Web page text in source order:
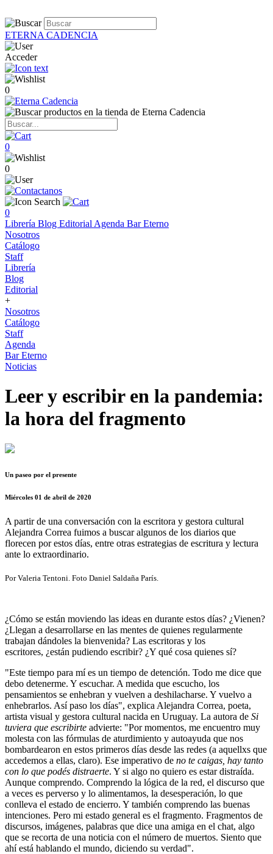
ETERNA CADENCIA
Acceder
0
0
0
0
Librería Blog Editorial Agenda Bar Eterno
Nosotros
Catálogo
Staff
Librería
Blog
Editorial
+
Nosotros
Catálogo
Staff
Agenda
Bar Eterno
Noticias
Leer y escribir en la pandemia:
la hora del fragmento
Un paseo por el presente
Miércoles 01 de abril de 2020
A partir de una conversación con la escritora y gestora cultural
Alejandra Correa fuimos a buscar algunos de los diarios que
florecen por estos días, entre otras estrategias de escritura y lectura
ante lo extraordinario.
Por Valeria Tentoni. Foto Daniel Saldaña París.
¿Cómo se están moviendo las ideas en durante estos días? ¿Vienen?
¿Llegan a desarrollarse en las mentes de quienes regularmente
trabajan dándoles la bienvenida? Las escritoras y los
escritores, ¿están pudiendo escribir? ¿Y qué cosa quienes sí?
"Este tiempo para mí es un tiempo de detención. Todo me dice que
debo detenerme. Y escuchar. A medida que escucho, los
pensamientos se enhebran y vuelven a deshilacharse. Y vuelvo a
enhebrarlos. Así paso los días", explica Alejandra Correa, poeta,
artista visual y gestora cultural nacida en Uruguay. La autora de Si
tuviera que escribirte advierte: "Por momentos, me encuentro muy
molesta con las fórmulas de aturdimiento y autoayuda que nos
bombardearon en estos primeros días desde las redes (a aquellxs que
accedemos a ellas, claro). Ese imperativo de no te caigas, hay tanto
con lo que podés distraerte. Y si algo no quiero es estar distraída.
Aunque comprendo. Comprendo la lógica de la red, el discurso que
a veces es perverso y lo alimentamos, la desesperación, lo que
conlleva el estado de encierro. Y también comprendo las buenas
intenciones. Pero mi estado general es el fragmento. Fragmentos de
discursos, imágenes, palabras que dice una amiga en el chat, algo
que se recorta de una noticia con el número de muertos. Siento que
ahí está hablando el mundo, diciendo su verdad".